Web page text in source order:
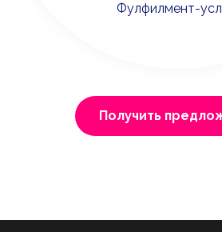
Фулфилмент-
Получить